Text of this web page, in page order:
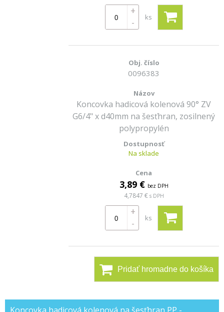
+
-
ks
0096383
Koncovka hadicová kolenová 90° ZV
G6/4" x d40mm na šesťhran, zosilnený
polypropylén
Na sklade
3,89 € bez DPH
4,7847 € s DPH
+
-
ks
Pridať hromadne do košíka